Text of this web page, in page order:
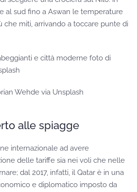
al sud fino a Aswan le temperature
che miti, arrivando a toccare punte di
Wehde via Unsplash
alle spiagge
internazionale ad avere
delle tariffe sia nei voli che nelle
dal 2017, infatti, il Qatar è in una
e diplomatico imposto da